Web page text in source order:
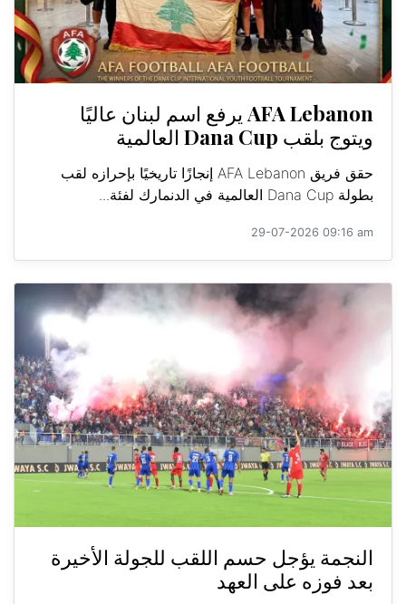
AFA Lebanon يرفع اسم لبنان عاليًا
ويتوج بلقب Dana Cup العالمية
حقق فريق AFA Lebanon إنجازًا تاريخيًا بإحرازه لقب
بطولة Dana Cup العالمية في الدنمارك لفئة...
29-07-2026 09:16 am
النجمة يؤجل حسم اللقب للجولة الأخيرة
بعد فوزه على العهد